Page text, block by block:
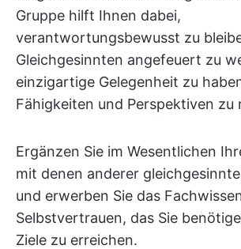
Gruppe hilft Ihnen dabei,
verantwortungsbewusst zu
Gleichgesinnten angefeuert zu
einzigartige Gelegenheit zu
Fähigkeiten und Perspektiven zu
Ergänzen Sie im Wesentlichen
mit denen anderer
und erwerben Sie das
Selbstvertrauen, das Sie
Ziele zu erreichen.